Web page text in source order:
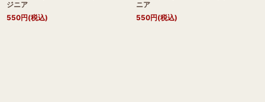
ジニア
550円(税込)
ニア
550円(税込)